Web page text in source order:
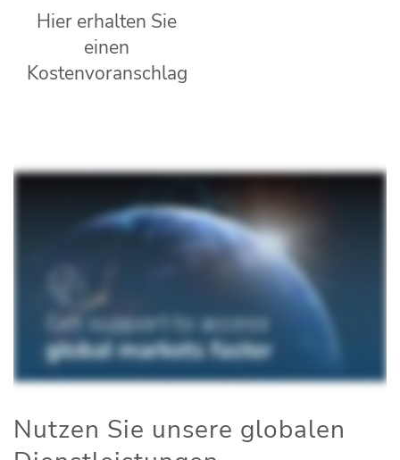
Hier erhalten Sie
einen
Kostenvoranschlag
Nutzen Sie unsere globalen